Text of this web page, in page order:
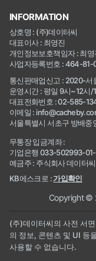
INFORMATION
상호명 : (주)데이터씨
대표이사 : 최영진
개인정보보호책임자 : 최영
사업자등록번호 : 464-81-
통신판매업신고 : 2020-
운영시간 : 평일 9시~12시
대표전화번호 : 02-585-
이메일 :
서울특별시 서초구 방배중
무통장 입금계좌 :
기업은행 033-502993-
예금주 : 주식회사 데이터씨
KB에스크로 :가입확인
Copyright ©
(주)데이터씨의 사전 서
의 정보, 콘텐츠 및 UI 등
사용할 수 없습니다.